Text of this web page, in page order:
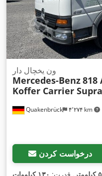
Quakenbrück ۴٬۲۷۴ km
ون یخچال دار
Mercedes-Benz818
Koffer Carrier Supra
درخواست کردن